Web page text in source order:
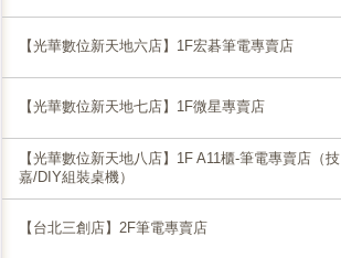
【光華數位新天地六店】1F宏碁筆電專賣店
【光華數位新天地七店】1F微星專賣店
【光華數位新天地八店】1F A11櫃-筆電專賣店（技
嘉/DIY組裝桌機）
【台北三創店】2F筆電專賣店